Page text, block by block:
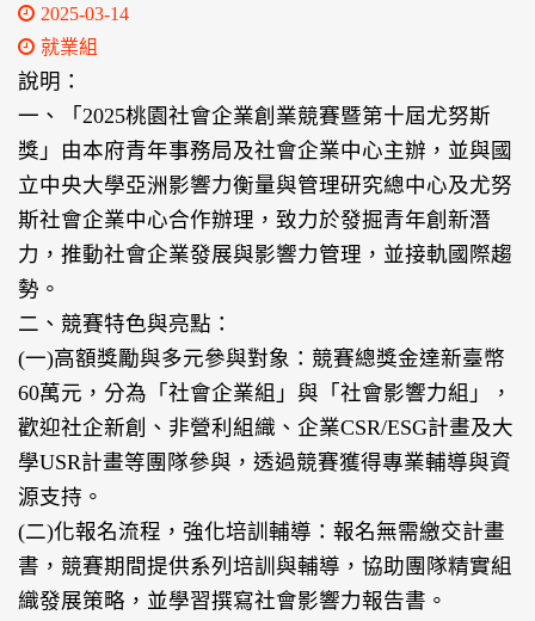
2025-03-14
就業組
說明：
一、「2025桃園社會企業創業競賽暨第十屆尤努斯
獎」由本府青年事務局及社會企業中心主辦，並與國
立中央大學亞洲影響力衡量與管理研究總中心及尤努
斯社會企業中心合作辦理，致力於發掘青年創新潛
力，推動社會企業發展與影響力管理，並接軌國際趨
勢。
二、競賽特色與亮點：
(一)高額獎勵與多元參與對象：競賽總獎金達新臺幣
60萬元，分為「社會企業組」與「社會影響力組」，
歡迎社企新創、非營利組織、企業CSR/ESG計畫及大
學USR計畫等團隊參與，透過競賽獲得專業輔導與資
源支持。
(二)化報名流程，強化培訓輔導：報名無需繳交計畫
書，競賽期間提供系列培訓與輔導，協助團隊精實組
織發展策略，並學習撰寫社會影響力報告書。